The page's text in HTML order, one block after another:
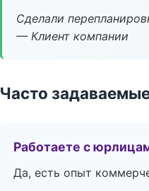
Сделали
— Клиент компании
Часто
Работаете с
Да, есть опыт